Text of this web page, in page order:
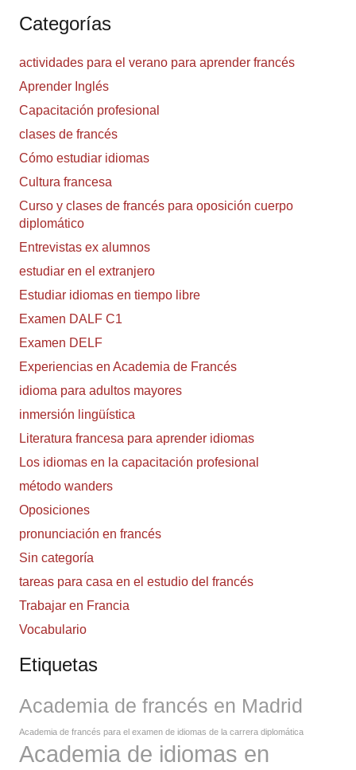
Categorías
actividades para el verano para aprender francés
Aprender Inglés
Capacitación profesional
clases de francés
Cómo estudiar idiomas
Cultura francesa
Curso y clases de francés para oposición cuerpo
diplomático
Entrevistas ex alumnos
estudiar en el extranjero
Estudiar idiomas en tiempo libre
Examen DALF C1
Examen DELF
Experiencias en Academia de Francés
idioma para adultos mayores
inmersión lingüística
Literatura francesa para aprender idiomas
Los idiomas en la capacitación profesional
método wanders
Oposiciones
pronunciación en francés
Sin categoría
tareas para casa en el estudio del francés
Trabajar en Francia
Vocabulario
Etiquetas
Academia de francés en Madrid
Academia de francés para el examen de idiomas de la carrera diplomática
Academia de idiomas en